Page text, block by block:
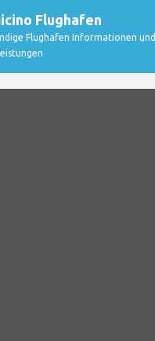
Flughafen
Flughafen Informationen und